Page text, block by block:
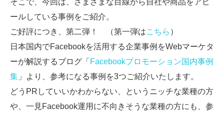
そこで、今回は、さまざまな目線から自社や商品をアピ
ールしている事例をご紹介。
ご好評につき、第二弾！ （第一弾はこちら ）
日本国内でFacebookを活用する企業事例をWebマーケタ
ーが解説するブログ「 Facebookプロモーション国内事例
集 」より、参考になる事例を3つご紹介いたします。
どうPRしていいかわからない、というニッチな業種の方
や、一見Facebook運用に不向きそうな業種の方にも、参